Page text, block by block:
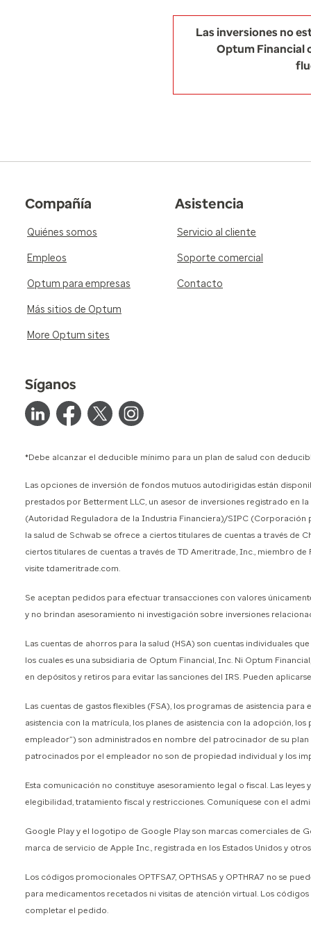
Las inversiones no
Optum Financial
Compañía
Quiénes somos
Empleos
Optum para empresas
Más sitios de Optum
More Optum sites
Asistencia
Servicio al cliente
Soporte comercial
Contacto
Síganos
*Debe alcanzar el deducible mínimo para un plan de salud con
Las opciones de inversión de fondos mutuos autodirigidas están
prestados por Betterment LLC, un asesor de inversiones registrado en
(Autoridad Reguladora de la Industria Financiera)/SIPC (Corporación
la salud de Schwab se ofrece a ciertos titulares de cuentas a través de
ciertos titulares de cuentas a través de TD Ameritrade, Inc., miembro
visite tdameritrade.com.
Se aceptan pedidos para efectuar transacciones con valores
y no brindan asesoramiento ni investigación sobre inversiones
Las cuentas de ahorros para la salud (HSA) son cuentas individuales
los cuales es una subsidiaria de Optum Financial, Inc. Ni Optum
en depósitos y retiros para evitar las sanciones del IRS. Pueden
Las cuentas de gastos flexibles (FSA), los programas de asistencia
asistencia con la matrícula, los planes de asistencia con la adopción,
empleador”) son administrados en nombre del patrocinador de su
patrocinados por el empleador no son de propiedad individual y los
Esta comunicación no constituye asesoramiento legal o fiscal. Las
elegibilidad, tratamiento fiscal y restricciones. Comuníquese con el
Google Play y el logotipo de Google Play son marcas comerciales de
marca de servicio de Apple Inc., registrada en los Estados Unidos y otros
Los códigos promocionales OPTFSA7, OPTHSA5 y OPTHRA7 no se
para medicamentos recetados ni visitas de atención virtual. Los
completar el pedido.